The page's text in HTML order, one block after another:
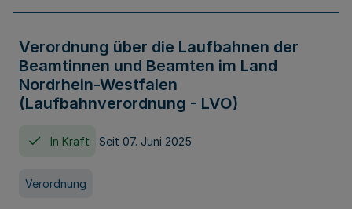
Verordnung über die Laufbahnen der
Beamtinnen und Beamten im Land
Nordrhein-Westfalen
(Laufbahnverordnung - LVO)
In Kraft Seit 07. Juni 2025
Verordnung